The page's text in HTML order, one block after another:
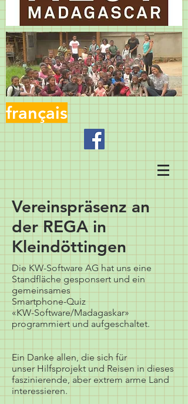
français
Vereinspräsenz an
der REGA in
Kleindöttingen
Die KW-Software AG hat uns eine
Standfläche gesponsert und ein
gemeinsames
Smartphone-Quiz
«KW-Software/Madagaskar»
programmiert und aufgeschaltet.
Ein Danke allen, die sich für
unser Hilfsprojekt und Reisen in dieses
faszinierende, aber extrem arme Land
interessieren.